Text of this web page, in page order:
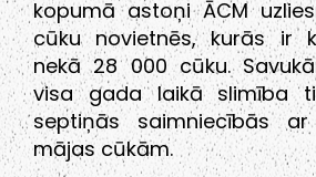
kopumā astoņi ĀCM
cūku novietnēs, kurās ir
nekā 28 000 cūku.
visa gada laikā slimība
septiņās saimniecībās
mājas cūkām.